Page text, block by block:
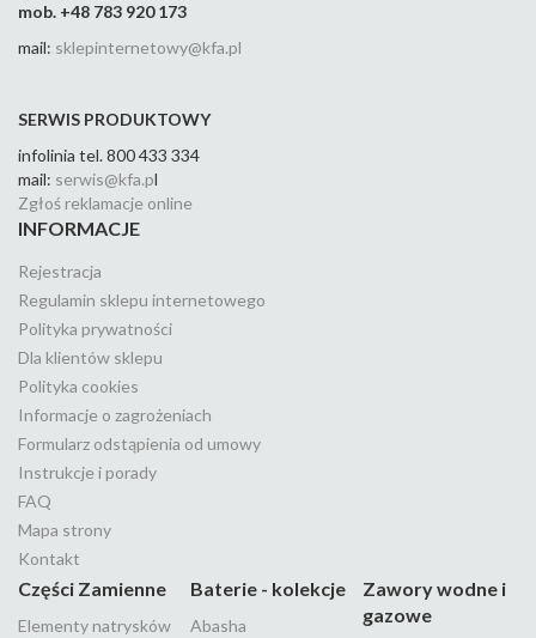
mob. +48 783 920 173
mail: sklepinternetowy@kfa.pl
SERWIS PRODUKTOWY
infolinia tel. 800 433 334
mail: serwis@kfa.pl
Zgłoś reklamacje online
INFORMACJE
Rejestracja
Regulamin sklepu internetowego
Polityka prywatności
Dla klientów sklepu
Polityka cookies
Informacje o zagrożeniach
Formularz odstąpienia od umowy
Instrukcje i porady
FAQ
Mapa strony
Kontakt
Części Zamienne
Elementy natrysków
Baterie - kolekcje
Abasha
Zawory wodne i
gazowe